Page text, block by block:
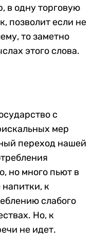
в одну торговую
позволит если не
то заметно
этого слова.
с
мер
переход нашей
но много пьют в
к
слабого
Но, к
не идет.